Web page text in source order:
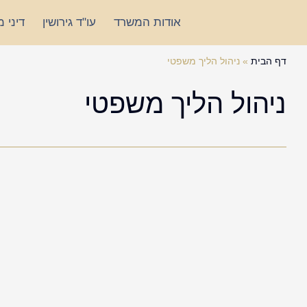
אודות המשרד עו"ד גירושין
דף הבית » ניהול הליך משפטי
ניהול הליך משפטי